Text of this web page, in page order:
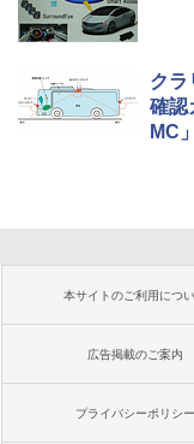
クラ
確認
MC
本サイトのご利用につ
広告掲載のご案内
プライバシーポリシー